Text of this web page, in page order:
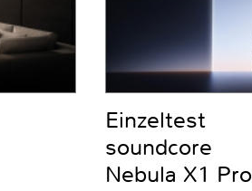
Einzeltest
soundcore
Nebula X1 Pro